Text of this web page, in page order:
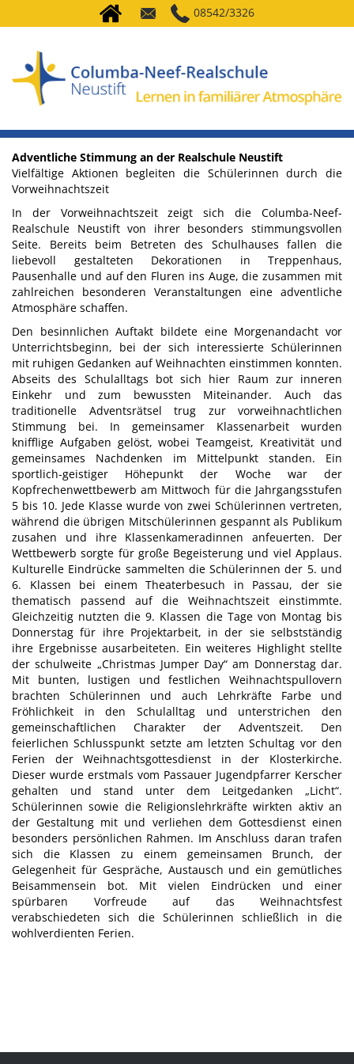
08542/3326
Adventliche Stimmung an der Realschule Neustift
Vielfältige Aktionen begleiten die Schülerinnen durch die
Vorweihnachtszeit
In der Vorweihnachtszeit zeigt sich die Columba-Neef-
Realschule Neustift von ihrer besonders stimmungsvollen
Seite. Bereits beim Betreten des Schulhauses fallen die
liebevoll gestalteten Dekorationen in Treppenhaus,
Pausenhalle und auf den Fluren ins Auge, die zusammen mit
zahlreichen besonderen Veranstaltungen eine adventliche
Atmosphäre schaffen.
Den besinnlichen Auftakt bildete eine Morgenandacht vor
Unterrichtsbeginn, bei der sich interessierte Schülerinnen
mit ruhigen Gedanken auf Weihnachten einstimmen konnten.
Abseits des Schulalltags bot sich hier Raum zur inneren
Einkehr und zum bewussten Miteinander. Auch das
traditionelle Adventsrätsel trug zur vorweihnachtlichen
Stimmung bei. In gemeinsamer Klassenarbeit wurden
knifflige Aufgaben gelöst, wobei Teamgeist, Kreativität und
gemeinsames Nachdenken im Mittelpunkt standen. Ein
sportlich-geistiger Höhepunkt der Woche war der
Kopfrechenwettbewerb am Mittwoch für die Jahrgangsstufen
5 bis 10. Jede Klasse wurde von zwei Schülerinnen vertreten,
während die übrigen Mitschülerinnen gespannt als Publikum
zusahen und ihre Klassenkameradinnen anfeuerten. Der
Wettbewerb sorgte für große Begeisterung und viel Applaus.
Kulturelle Eindrücke sammelten die Schülerinnen der 5. und
6. Klassen bei einem Theaterbesuch in Passau, der sie
thematisch passend auf die Weihnachtszeit einstimmte.
Gleichzeitig nutzten die 9. Klassen die Tage von Montag bis
Donnerstag für ihre Projektarbeit, in der sie selbstständig
ihre Ergebnisse ausarbeiteten. Ein weiteres Highlight stellte
der schulweite „Christmas Jumper Day“ am Donnerstag dar.
Mit bunten, lustigen und festlichen Weihnachtspullovern
brachten Schülerinnen und auch Lehrkräfte Farbe und
Fröhlichkeit in den Schulalltag und unterstrichen den
gemeinschaftlichen Charakter der Adventszeit. Den
feierlichen Schlusspunkt setzte am letzten Schultag vor den
Ferien der Weihnachtsgottesdienst in der Klosterkirche.
Dieser wurde erstmals vom Passauer Jugendpfarrer Kerscher
gehalten und stand unter dem Leitgedanken „Licht“.
Schülerinnen sowie die Religionslehrkräfte wirkten aktiv an
der Gestaltung mit und verliehen dem Gottesdienst einen
besonders persönlichen Rahmen. Im Anschluss daran trafen
sich die Klassen zu einem gemeinsamen Brunch, der
Gelegenheit für Gespräche, Austausch und ein gemütliches
Beisammensein bot. Mit vielen Eindrücken und einer
spürbaren Vorfreude auf das Weihnachtsfest
verabschiedeten sich die Schülerinnen schließlich in die
wohlverdienten Ferien.